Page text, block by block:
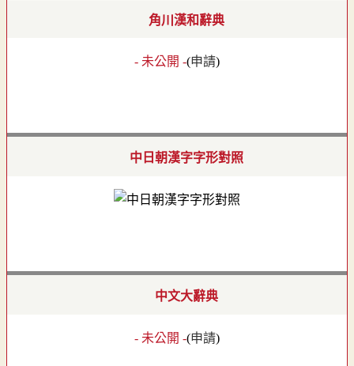
角川漢和辭典
- 未公開 -(申請)
中日朝漢字字形對照
中文大辭典
- 未公開 -(申請)